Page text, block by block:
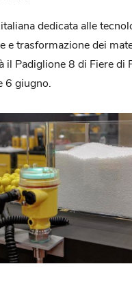
dedicata alle
e trasformazione dei
il Padiglione 8 di Fiere di
6 giugno.